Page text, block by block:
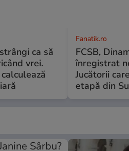
ca să
vrei.
Fanatik.ro
FCSB,
înregistrat
Jucătorii
etapă din